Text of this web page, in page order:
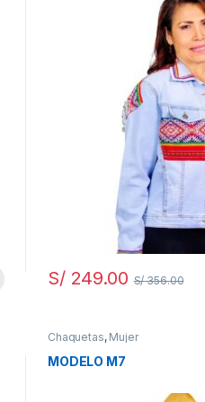
S/249.00 S/356.00
Chaquetas, Mujer
MODELO M7